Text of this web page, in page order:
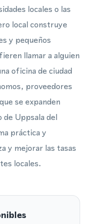
locales o las
local construye
y pequeños
llamar a alguien
oficina de ciudad
proveedores
se expanden
de Uppsala del
práctica y
y mejorar las tasas
locales.